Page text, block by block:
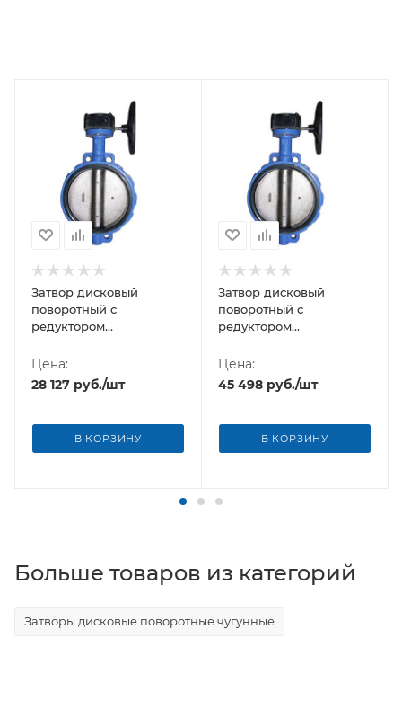
Затвор дисковый
поворотный с
редуктором
Ду-400 Ру16 Китай
Цена:
28 127 руб./шт
В КОРЗИНУ
Затвор дисковый
поворотный с
редуктором
Ду-500 Ру16 Китай
Цена:
45 498 руб./шт
В КОРЗИНУ
Больше товаров из категорий
Затворы дисковые поворотные чугунные